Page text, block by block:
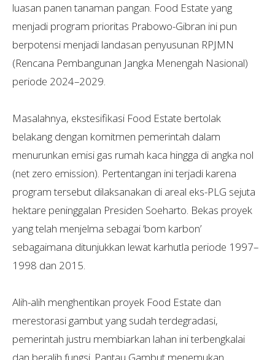
luasan panen tanaman pangan. Food Estate yang
menjadi program prioritas Prabowo-Gibran ini pun
berpotensi menjadi landasan penyusunan RPJMN
(Rencana Pembangunan Jangka Menengah Nasional)
periode 2024–2029.
Masalahnya, ekstesifikasi Food Estate bertolak
belakang dengan komitmen pemerintah dalam
menurunkan emisi gas rumah kaca hingga di angka nol
(net zero emission). Pertentangan ini terjadi karena
program tersebut dilaksanakan di areal eks-PLG sejuta
hektare peninggalan Presiden Soeharto. Bekas proyek
yang telah menjelma sebagai ‘bom karbon’
sebagaimana ditunjukkan lewat karhutla periode 1997–
1998 dan 2015.
Alih-alih menghentikan proyek Food Estate dan
merestorasi gambut yang sudah terdegradasi,
pemerintah justru membiarkan lahan ini terbengkalai